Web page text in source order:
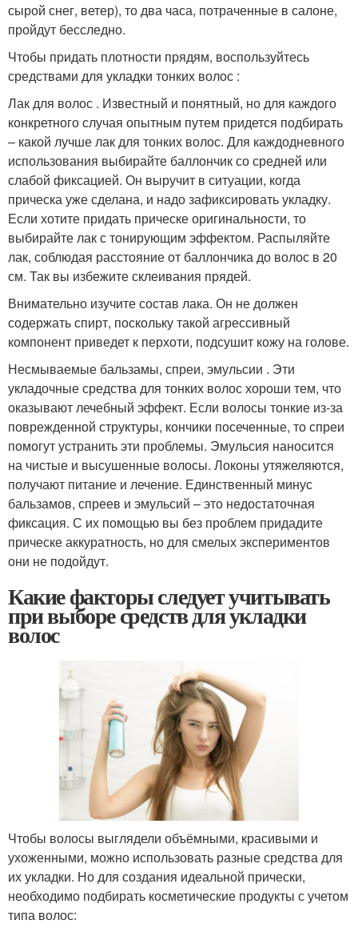
сырой снег, ветер), то два часа, потраченные в салоне,
пройдут бесследно.
Чтобы придать плотности прядям, воспользуйтесь
средствами для укладки тонких волос :
Лак для волос . Известный и понятный, но для каждого
конкретного случая опытным путем придется подбирать
– какой лучше лак для тонких волос. Для каждодневного
использования выбирайте баллончик со средней или
слабой фиксацией. Он выручит в ситуации, когда
прическа уже сделана, и надо зафиксировать укладку.
Если хотите придать прическе оригинальности, то
выбирайте лак с тонирующим эффектом. Распыляйте
лак, соблюдая расстояние от баллончика до волос в 20
см. Так вы избежите склеивания прядей.
Внимательно изучите состав лака. Он не должен
содержать спирт, поскольку такой агрессивный
компонент приведет к перхоти, подсушит кожу на голове.
Несмываемые бальзамы, спреи, эмульсии . Эти
укладочные средства для тонких волос хороши тем, что
оказывают лечебный эффект. Если волосы тонкие из-за
поврежденной структуры, кончики посеченные, то спреи
помогут устранить эти проблемы. Эмульсия наносится
на чистые и высушенные волосы. Локоны утяжеляются,
получают питание и лечение. Единственный минус
бальзамов, спреев и эмульсий – это недостаточная
фиксация. С их помощью вы без проблем придадите
прическе аккуратность, но для смелых экспериментов
они не подойдут.
Какие факторы следует учитывать
при выборе средств для укладки
волос
Чтобы волосы выглядели объёмными, красивыми и
ухоженными, можно использовать разные средства для
их укладки. Но для создания идеальной прически,
необходимо подбирать косметические продукты с учетом
типа волос: